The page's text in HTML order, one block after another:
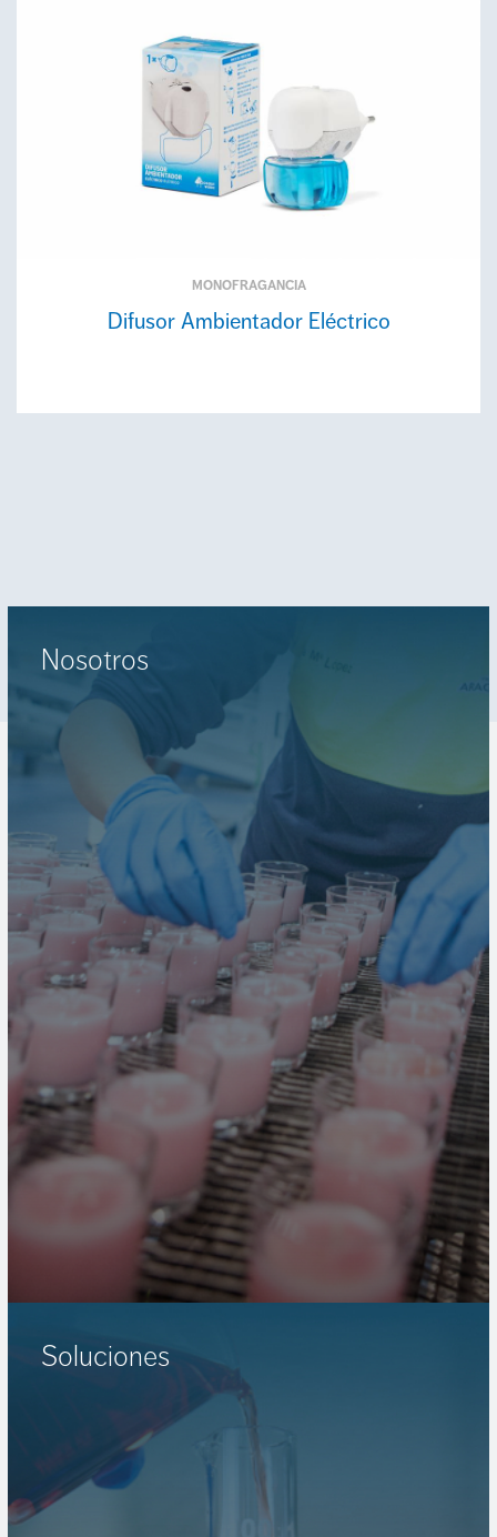
MONOFRAGANCIA
Difusor Ambientador Eléctrico
Nosotros
Soluciones